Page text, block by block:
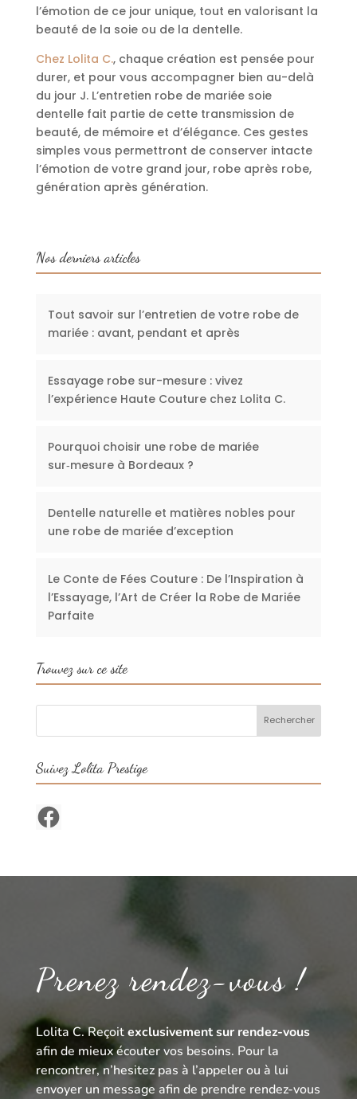
l’émotion de ce jour unique, tout en valorisant la
beauté de la soie ou de la dentelle.
Chez Lolita C., chaque création est pensée pour
durer, et pour vous accompagner bien au-delà
du jour J. L’entretien robe de mariée soie
dentelle fait partie de cette transmission de
beauté, de mémoire et d’élégance. Ces gestes
simples vous permettront de conserver intacte
l’émotion de votre grand jour, robe après robe,
génération après génération.
Nos derniers articles
Tout savoir sur l’entretien de votre robe de
mariée : avant, pendant et après
Essayage robe sur-mesure : vivez
l’expérience Haute Couture chez Lolita C.
Pourquoi choisir une robe de mariée
sur‑mesure à Bordeaux ?
Dentelle naturelle et matières nobles pour
une robe de mariée d’exception
Le Conte de Fées Couture : De l’Inspiration à
l’Essayage, l’Art de Créer la Robe de Mariée
Parfaite
Trouvez sur ce site
Suivez Lolita Prestige
Facebook
Prenez rendez-vous !
Lolita C. Reçoitexclusivement sur rendez-vous
afin de mieux écouter vos besoins. Pour la
rencontrer, n’hesitez pas à l’appeler ou à lui
envoyer un message afin de prendre rendez-vous